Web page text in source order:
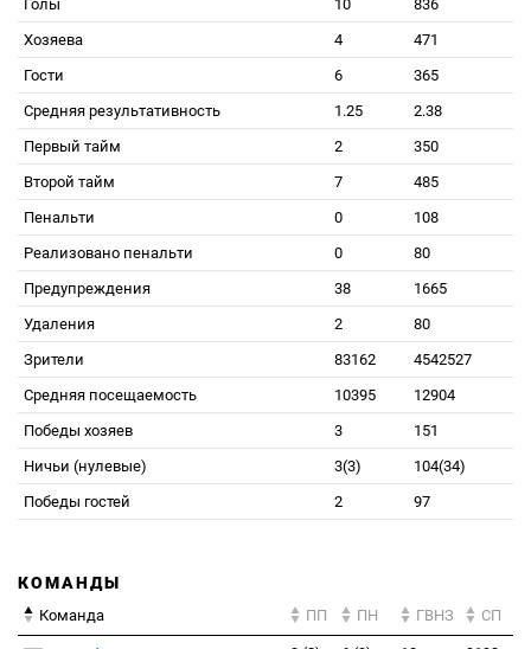
Голы
10
836
Хозяева
4
471
Гости
6
365
Средняя результативность
1.25
2.38
Первый тайм
2
350
Второй тайм
7
485
Пенальти
0
108
Реализовано пенальти
0
80
Предупреждения
38
1665
Удаления
2
80
Зрители
83162
4542527
Средняя посещаемость
10395
12904
Победы хозяев
3
151
Ничьи (нулевые)
3(3)
104(34)
Победы гостей
2 97
КОМАНДЫ
Команда ПП ПН ГВНЗ СП